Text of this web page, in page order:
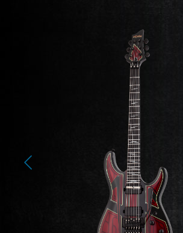
Previous